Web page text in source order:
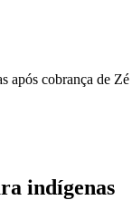
após cobrança de Zé
indígenas